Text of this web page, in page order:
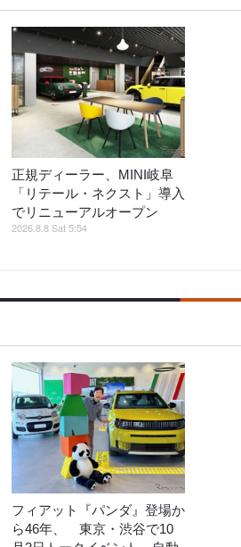
正規ディーラー、MINI岐阜
「リテール・ネクスト」導入
でリニューアルオープン
2026.8.8 Sat 5:54
フィアット『パンダ』登場か
ら46年、 東京・渋谷で10